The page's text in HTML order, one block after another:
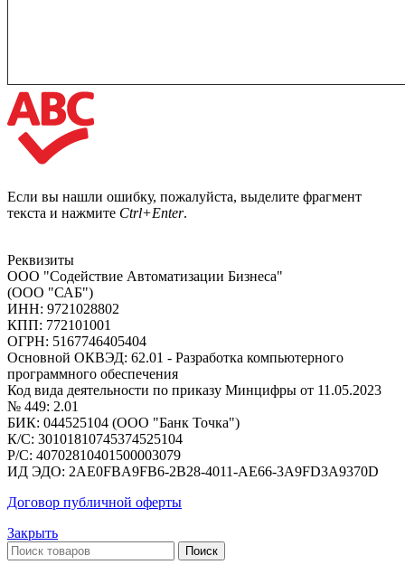
Если вы нашли ошибку, пожалуйста, выделите фрагмент
текста и нажмите Ctrl+Enter.
Реквизиты
ООО "Содействие Автоматизации Бизнеса"
(ООО "САБ")
ИНН: 9721028802
КПП: 772101001
ОГРН: 5167746405404
Основной ОКВЭД: 62.01 - Разработка компьютерного
программного обеспечения
Код вида деятельности по приказу Минцифры от 11.05.2023
№ 449: 2.01
БИК: 044525104 (ООО "Банк Точка")
К/С: 30101810745374525104
Р/С: 40702810401500003079
ИД ЭДО: 2AE0FBA9FB6-2B28-4011-AE66-3A9FD3A9370D
Договор публичной оферты
Закрыть
Поиск